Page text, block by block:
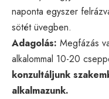
naponta egyszer
sötét üvegben.
Adagolás: Megfázás
alkalommal 10-20
konzultáljunk
alkalmazunk.